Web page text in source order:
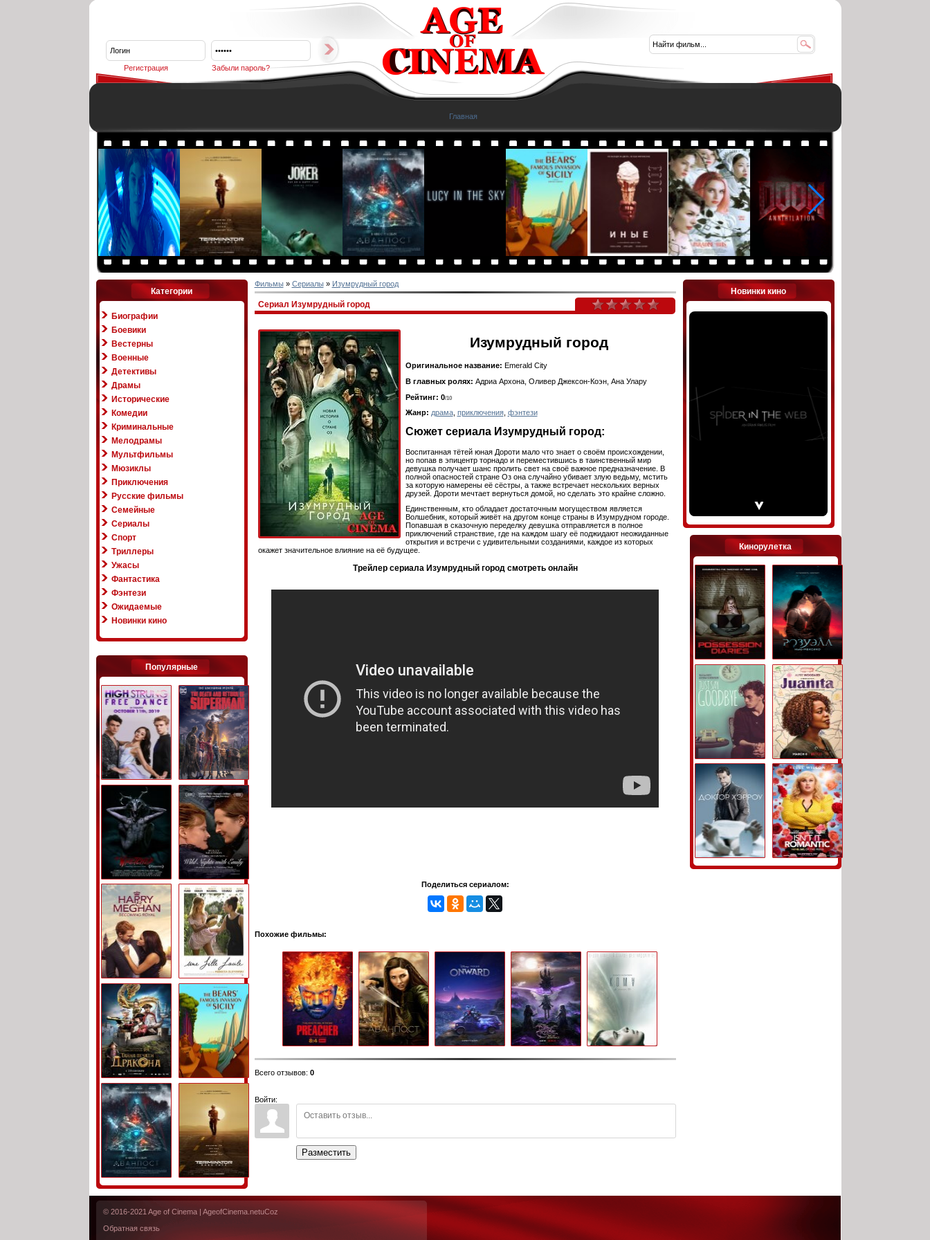
Регистрация Забыли пароль?
Главная
Категории
Биографии
Боевики
Вестерны
Военные
Детективы
Драмы
Исторические
Комедии
Криминальные
Мелодрамы
Мультфильмы
Мюзиклы
Приключения
Русские фильмы
Семейные
Сериалы
Спорт
Триллеры
Ужасы
Фантастика
Фэнтези
Ожидаемые
Новинки кино
Популярные
Фильмы» Сериалы» Изумрудный город
Сериал Изумрудный город
Изумрудный город
Оригинальное название: Emerald City
В главных ролях: Адриа Архона, Оливер Джексон-Коэн, Ана Улару
Рейтинг: 0/10
Жанр: драма, приключения, фэнтези
Сюжет сериала Изумрудный город:
Воспитанная тётей юная Дороти мало что знает о своём происхождении,
но попав в эпицентр торнадо и переместившись в таинственный мир
девушка получает шанс пролить свет на своё важное предназначение. В
полной опасностей стране Оз она случайно убивает злую ведьму, мстить
за которую намерены её сёстры, а также встречает нескольких верных
друзей. Дороти мечтает вернуться домой, но сделать это крайне сложно.
Единственным, кто обладает достаточным могуществом является
Волшебник, который живёт на другом конце страны в Изумрудном городе.
Попавшая в сказочную переделку девушка отправляется в полное
приключений странствие, где на каждом шагу её поджидают неожиданные
открытия и встречи с удивительными созданиями, каждое из которых
окажет значительное влияние на её будущее.
Трейлер сериала Изумрудный город смотреть онлайн
Поделиться сериалом:
Похожие фильмы:
Всего отзывов: 0
Войти:
Разместить
Новинки кино
Кинорулетка
© 2016-2021 Age of Cinema| AgeofCinema.netuCoz
Обратная связь